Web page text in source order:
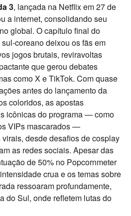
3, lançada na Netflix em 27 de
a internet, consolidando seu
global. O capítulo final do
coreano deixou os fãs em
jogos brutais, reviravoltas
que gerou debates
como X e TikTok. Com quase
antes do lançamento da
coloridos, as apostas
icônicas do programa — como
VIPs mascarados —
desde desafios de cosplay
as redes sociais. Apesar das
de 50% no Popcornmeter
crua e os temas sobre
ressoaram profundamente,
do Sul, onde refletem lutas do